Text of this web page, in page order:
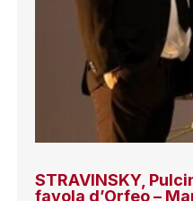
STRAVINSKY,
favola d’Orfeo –